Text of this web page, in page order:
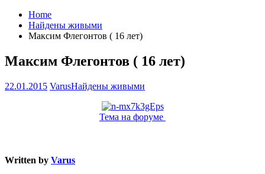
Home
Найдены живыми
Максим Флегонтов ( 16 лет)
Максим Флегонтов ( 16 лет)
22.01.2015 VarusНайдены живыми
Тема на форуме
Written by Varus